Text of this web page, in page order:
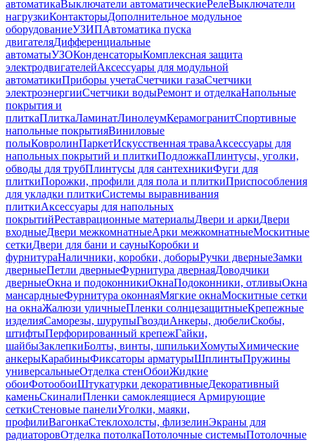
автоматикаВыключатели автоматическиеРелеВыключатели
нагрузкиКонтакторыДополнительное модульное
оборудованиеУЗИПАвтоматика пуска
двигателяДифференциальные
автоматыУЗОКонденсаторыКомплексная защита
электродвигателейАксессуары для модульной
автоматикиПриборы учетаСчетчики газаСчетчики
электроэнергииСчетчики водыРемонт и отделкаНапольные
покрытия и
плиткаПлиткаЛаминатЛинолеумКерамогранитСпортивные
напольные покрытияВиниловые
полыКовролинПаркетИскусственная траваАксессуары для
напольных покрытий и плиткиПодложкаПлинтусы, уголки,
обводы для трубПлинтусы для сантехникиФуги для
плиткиПорожки, профили для пола и плиткиПриспособления
для укладки плиткиСистемы выравнивания
плиткиАксессуары для напольных
покрытийРеставрационные материалыДвери и аркиДвери
входныеДвери межкомнатныеАрки межкомнатныеМоскитные
сеткиДвери для бани и сауныКоробки и
фурнитураНаличники, коробки, доборыРучки дверныеЗамки
дверныеПетли дверныеФурнитура двернаяДоводчики
дверныеОкна и подоконникиОкнаПодоконники, отливыОкна
мансардныеФурнитура оконнаяМягкие окнаМоскитные сетки
на окнаЖалюзи уличныеПленки солнцезащитныеКрепежные
изделияСаморезы, шурупыГвоздиАнкеры, дюбелиСкобы,
штифтыПерфорированный крепежГайки,
шайбыЗаклепкиБолты, винты, шпилькиХомутыХимические
анкерыКарабиныФиксаторы арматурыШплинтыПружины
универсальныеОтделка стенОбоиЖидкие
обоиФотообоиШтукатурки декоративныеДекоративный
каменьСкиналиПленки самоклеящиеся Армирующие
сеткиСтеновые панелиУголки, маяки,
профилиВагонкаСтеклохолсты, флизелинЭкраны для
радиаторовОтделка потолкаПотолочные системыПотолочные